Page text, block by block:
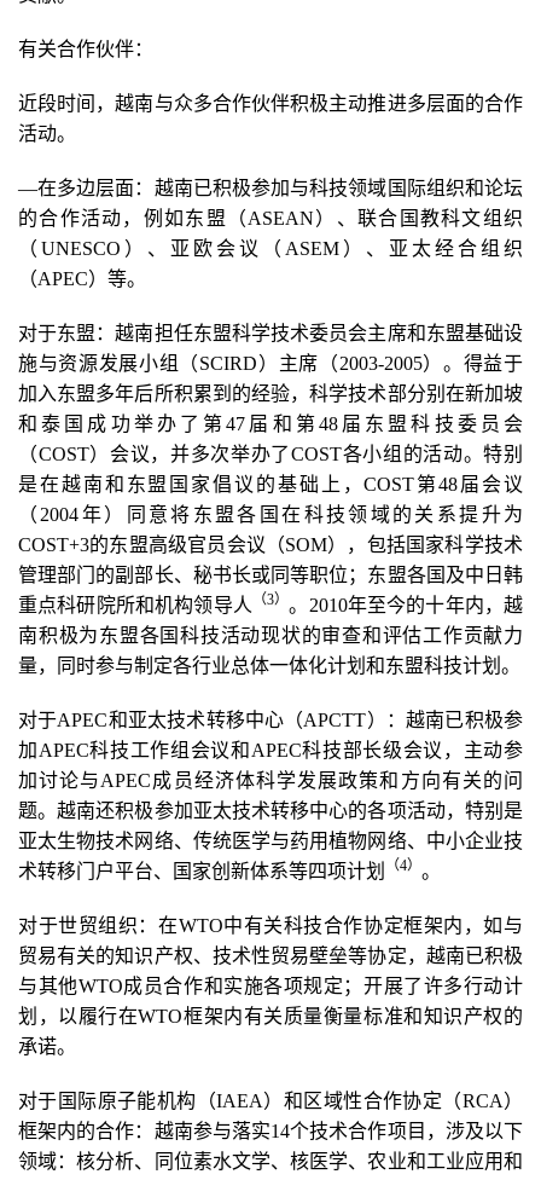
有关合作伙伴：
近段时间，越南与众多合作伙伴积极主动推进多层面的合作
活动。
—在多边层面：越南已积极参加与科技领域国际组织和论坛
的合作活动，例如东盟（ASEAN）、联合国教科文组织
（UNESCO）、亚欧会议（ASEM）、亚太经合组织
（APEC）等。
对于东盟：越南担任东盟科学技术委员会主席和东盟基础设
施与资源发展小组（SCIRD）主席（2003-2005）。得益于
加入东盟多年后所积累到的经验，科学技术部分别在新加坡
和泰国成功举办了第47届和第48届东盟科技委员会
（COST）会议，并多次举办了COST各小组的活动。特别
是在越南和东盟国家倡议的基础上，COST第48届会议
（2004年）同意将东盟各国在科技领域的关系提升为
COST+3的东盟高级官员会议（SOM），包括国家科学技术
管理部门的副部长、秘书长或同等职位；东盟各国及中日韩
重点科研院所和机构领导人
（3） 。2010年至今的十年内，越
南积极为东盟各国科技活动现状的审查和评估工作贡献力
量，同时参与制定各行业总体一体化计划和东盟科技计划。
对于APEC和亚太技术转移中心（APCTT）：越南已积极参
加APEC科技工作组会议和APEC科技部长级会议，主动参
加讨论与APEC成员经济体科学发展政策和方向有关的问
题。越南还积极参加亚太技术转移中心的各项活动，特别是
亚太生物技术网络、传统医学与药用植物网络、中小企业技
术转移门户平台、国家创新体系等四项计划
（4） 。
对于世贸组织：在WTO中有关科技合作协定框架内，如与
贸易有关的知识产权、技术性贸易壁垒等协定，越南已积极
与其他WTO成员合作和实施各项规定；开展了许多行动计
划，以履行在WTO框架内有关质量衡量标准和知识产权的
承诺。
对于国际原子能机构（IAEA）和区域性合作协定（RCA）
框架内的合作：越南参与落实14个技术合作项目，涉及以下
领域：核分析、同位素水文学、核医学、农业和工业应用和